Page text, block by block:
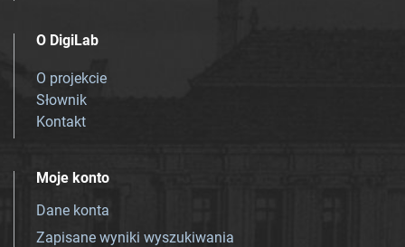
O DigiLab
O projekcie
Słownik
Kontakt
Moje konto
Dane konta
Zapisane wyniki wyszukiwania